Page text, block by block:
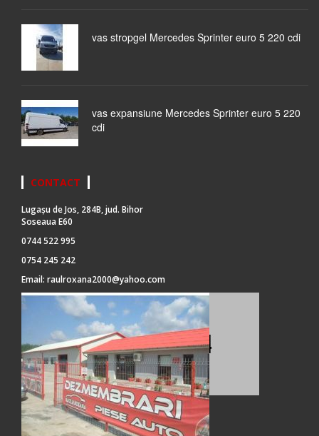
vas stropgel Mercedes Sprinter euro 5 220 cdi
vas expansiune Mercedes Sprinter euro 5 220
cdi
CONTACT
Lugașu de Jos, 284B, jud. Bihor
Soseaua E60
0744 522 995
0754 245 242
Email: raulroxana2000@yahoo.com